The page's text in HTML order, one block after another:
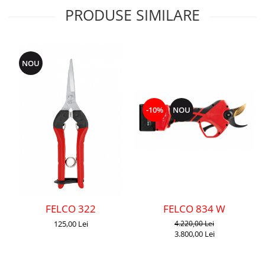
PRODUSE SIMILARE
NOU
FELCO 322
125,00 Lei
-10% NOU
FELCO 834 W
4.220,00 Lei
3.800,00 Lei